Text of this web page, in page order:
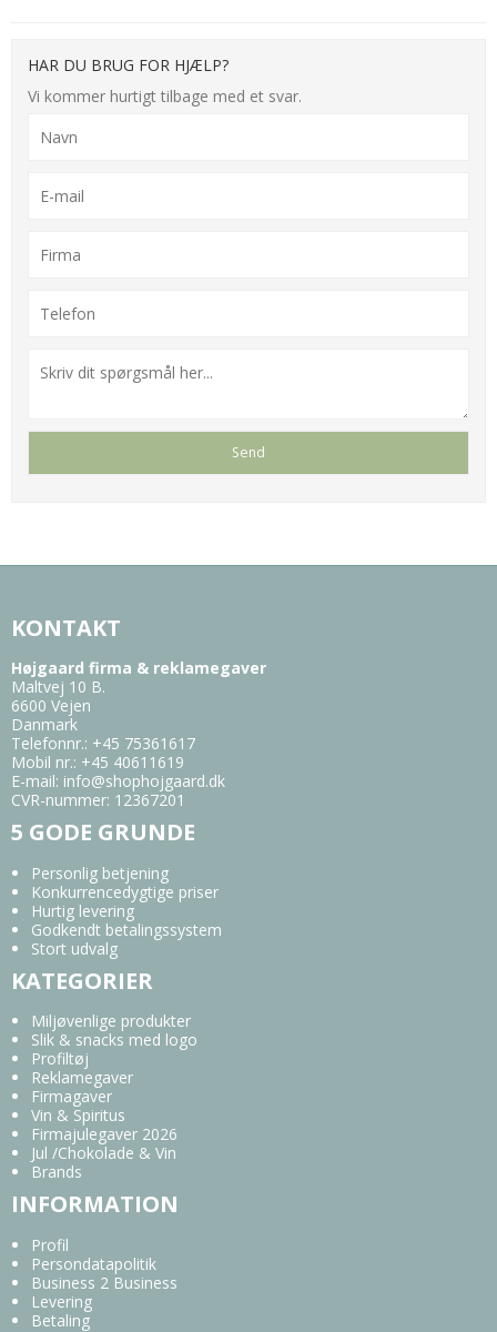
HAR DU BRUG FOR HJÆLP?
Vi kommer hurtigt tilbage med et svar.
KONTAKT
Højgaard firma & reklamegaver
Maltvej 10 B.
6600 Vejen
Danmark
Telefonnr.: +45 75361617
Mobil nr.: +45 40611619
E-mail: info@shophojgaard.dk
CVR-nummer: 12367201
5 GODE GRUNDE
Personlig betjening
Konkurrencedygtige priser
Hurtig levering
Godkendt betalingssystem
Stort udvalg
KATEGORIER
Miljøvenlige produkter
Slik & snacks med logo
Profiltøj
Reklamegaver
Firmagaver
Vin & Spiritus
Firmajulegaver 2026
Jul /Chokolade & Vin
Brands
INFORMATION
Profil
Persondatapolitik
Business 2 Business
Levering
Betaling